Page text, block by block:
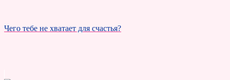
Чего тебе не хватает для счастья?